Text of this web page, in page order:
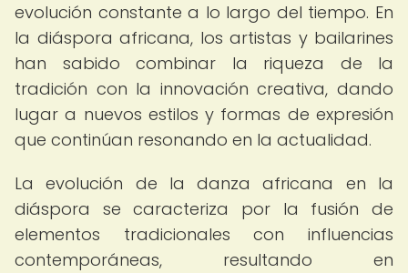
evolución constante a lo largo del tiempo. En
la diáspora africana, los artistas y bailarines
han sabido combinar la riqueza de la
tradición con la innovación creativa, dando
lugar a nuevos estilos y formas de expresión
que continúan resonando en la actualidad.
La evolución de la danza africana en la
diáspora se caracteriza por la fusión de
elementos tradicionales con influencias
contemporáneas, resultando en